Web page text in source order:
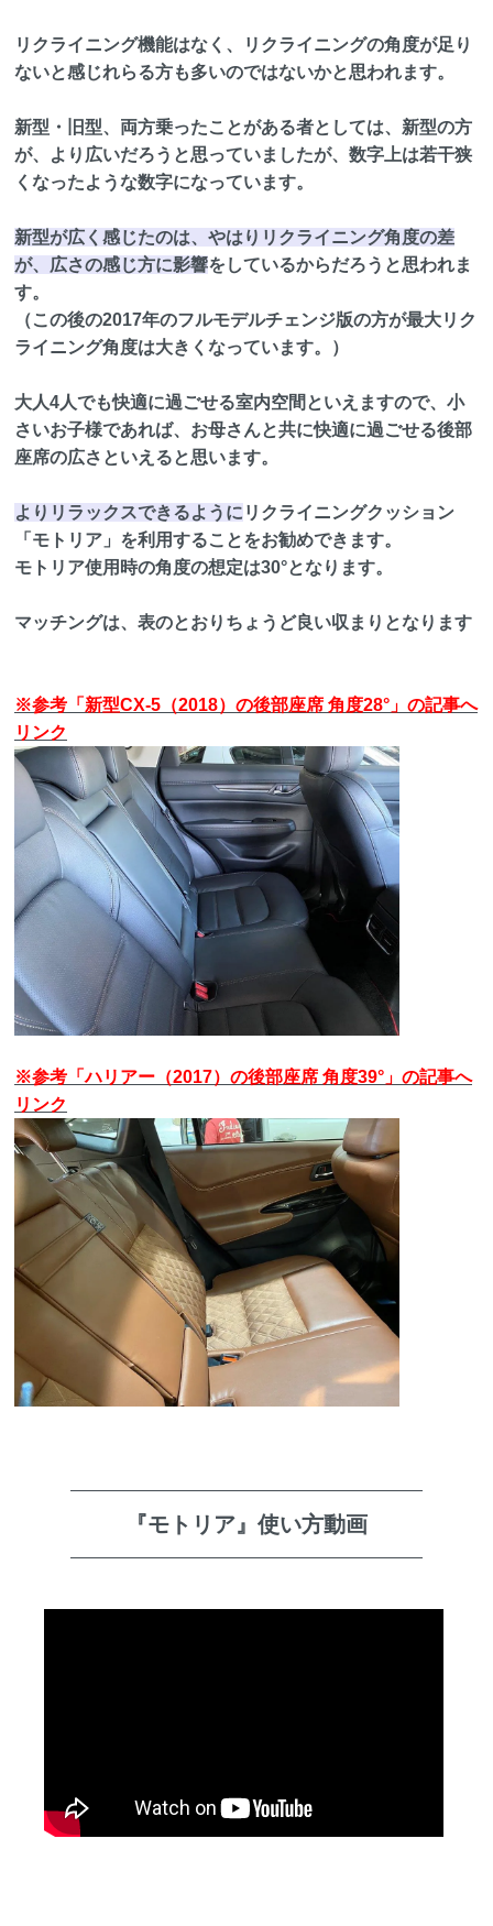
リクライニング機能はなく、リクライニングの角度が足り
ないと感じれらる方も多いのではないかと思われます。
新型・旧型、両方乗ったことがある者としては、新型の方
が、より広いだろうと思っていましたが、数字上は若干狭
くなったような数字になっています。
新型が広く感じたのは、やはりリクライニング角度の差
が、広さの感じ方に影響をしているからだろうと思われま
す。
（この後の2017年のフルモデルチェンジ版の方が最大リク
ライニング角度は大きくなっています。）
大人4人でも快適に過ごせる室内空間といえますので、小
さいお子様であれば、お母さんと共に快適に過ごせる後部
座席の広さといえると思います。
よりリラックスできるように リクライニングクッション
「モトリア」を利用することをお勧めできます。
モトリア使用時の角度の想定は30°となります。
マッチングは、表のとおりちょうど良い収まりとなります
※参考「新型CX-5（2018）の後部座席 角度28°」の記事へ
リンク
※参考「ハリアー（2017）の後部座席 角度39°」の記事へ
リンク
『モトリア』使い方動画